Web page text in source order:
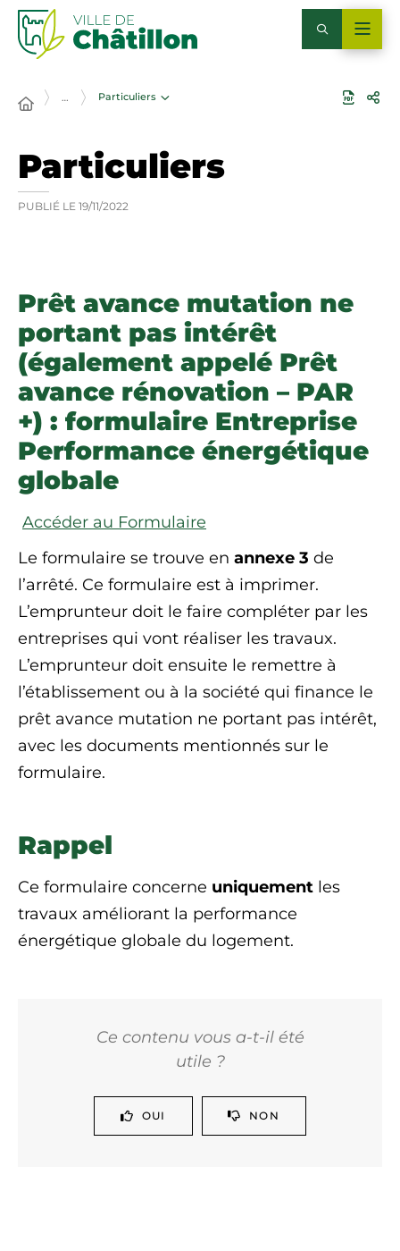
… Particuliers
Particuliers
PUBLIÉ LE 19/11/2022
Prêt avance mutation ne
portant pas intérêt
(également appelé Prêt
avance rénovation – PAR
+) : formulaire Entreprise
Performance énergétique
globale
Accéder au Formulaire
Le formulaire se trouve en annexe 3 de
l’arrêté. Ce formulaire est à imprimer.
L’emprunteur doit le faire compléter par les
entreprises qui vont réaliser les travaux.
L’emprunteur doit ensuite le remettre à
l’établissement ou à la société qui finance le
prêt avance mutation ne portant pas intérêt,
avec les documents mentionnés sur le
formulaire.
Rappel
Ce formulaire concerne uniquement les
travaux améliorant la performance
énergétique globale du logement.
Ce contenu vous a-t-il été
utile ?
OUI NON